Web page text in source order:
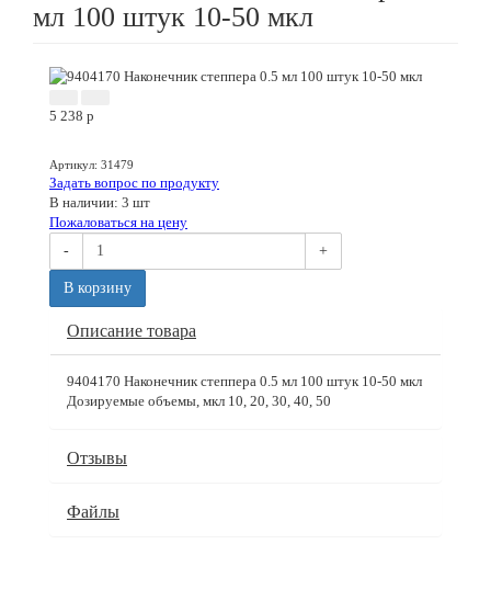
мл 100 штук 10-50 мкл
5 238 p
Артикул: 31479
Задать вопрос по продукту
В наличии: 3 шт
Пожаловаться на цену
-
+
В корзину
Описание товара
9404170 Наконечник степпера 0.5 мл 100 штук 10-50 мкл
Дозируемые объемы, мкл 10, 20, 30, 40, 50
Отзывы
Файлы